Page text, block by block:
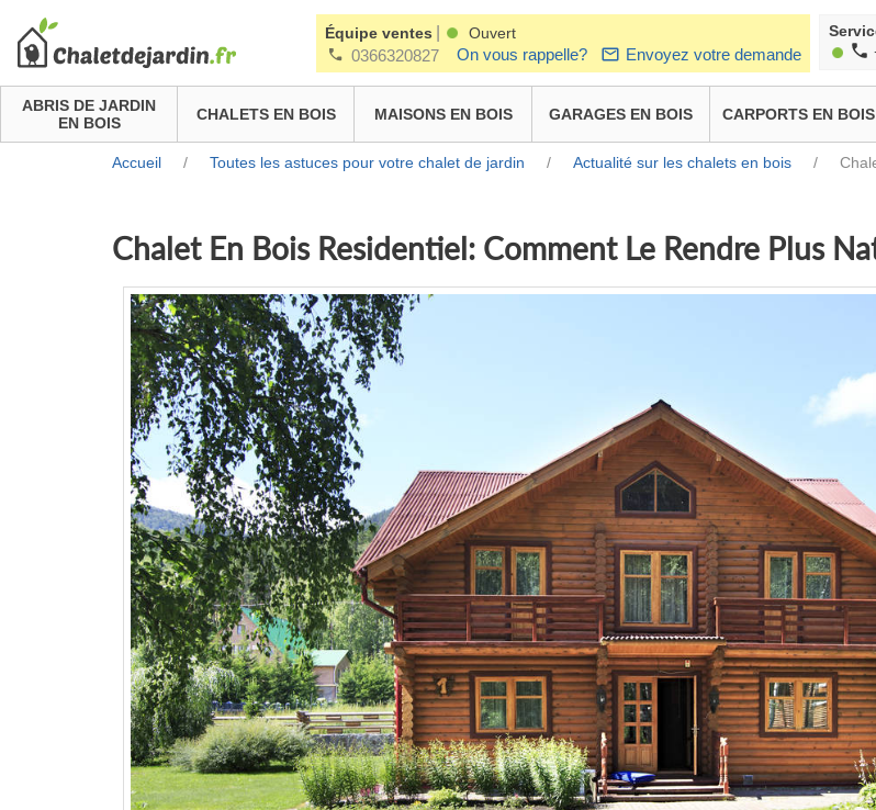
Équipe ventes Ouvert
0366320827 On vous rappelle? Envoyez votre demande
ABRIS DE JARDIN
EN BOIS
CHALETS EN BOIS MAISONS EN BOIS GARAGES EN BOIS CARPORTS EN BOIS
Accueil / Toutes les astuces pour votre chalet de jardin / Actualité sur les chalets en bois /
Chalet En Bois Residentiel: Comment Le Rendre Plus